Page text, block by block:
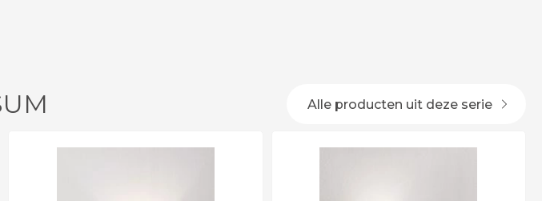
Alle producten uit deze serie